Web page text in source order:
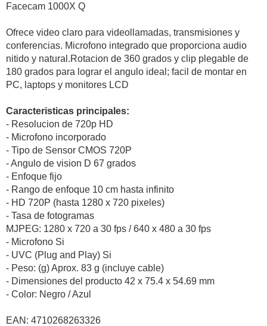
Facecam 1000X Q
Ofrece video claro para videollamadas, transmisiones y
conferencias. Microfono integrado que proporciona audio
nitido y natural.Rotacion de 360 grados y clip plegable de
180 grados para lograr el angulo ideal; facil de montar en
PC, laptops y monitores LCD
Caracteristicas principales:
- Resolucion de 720p HD
- Microfono incorporado
- Tipo de Sensor CMOS 720P
- Angulo de vision D 67 grados
- Enfoque fijo
- Rango de enfoque 10 cm hasta infinito
- HD 720P (hasta 1280 x 720 pixeles)
- Tasa de fotogramas
MJPEG: 1280 x 720 a 30 fps / 640 x 480 a 30 fps
- Microfono Si
- UVC (Plug and Play) Si
- Peso: (g) Aprox. 83 g (incluye cable)
- Dimensiones del producto 42 x 75.4 x 54.69 mm
- Color: Negro / Azul
EAN: 4710268263326